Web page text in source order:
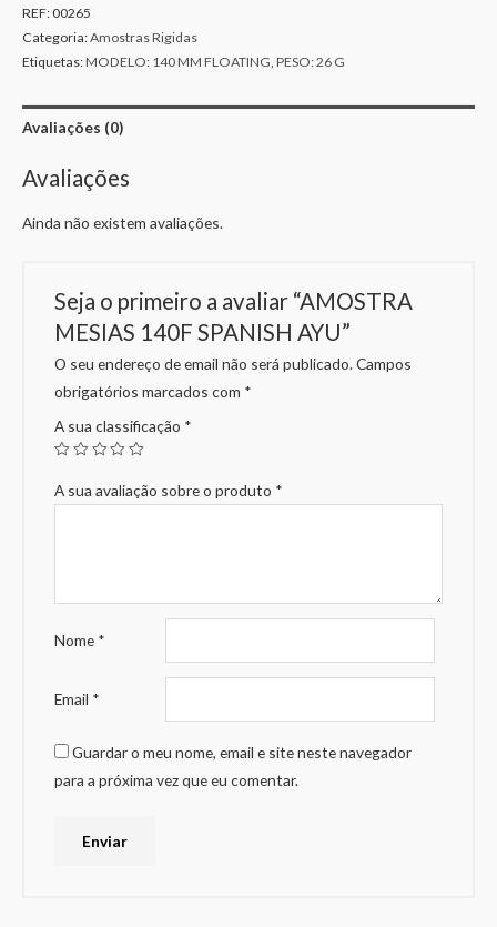
REF:00265
Categoria:Amostras Rigidas
Etiquetas:MODELO: 140 MM FLOATING PESO: 26 G
Avaliações (0)
Avaliações
Ainda não existem avaliações.
Seja o primeiro a avaliar “AMOSTRA
MESIAS 140F SPANISH AYU”
O seu endereço de email não será publicado. Campos
obrigatórios marcados com *
A sua classificação *
A sua avaliação sobre o produto *
Nome *
Email *
Guardar o meu nome, email e site neste navegador
para a próxima vez que eu comentar.